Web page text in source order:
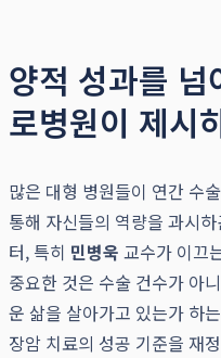
양적 성과를
로병원이 제시
많은 대형 병원들이 연간 수
통해 자신들의 역량을 과시
터, 특히 민병욱 교수가 이끄
중요한 것은 수술 건수가 아
운 삶을 살아가고 있는가 하
장암 치료의 성공 기준을 재